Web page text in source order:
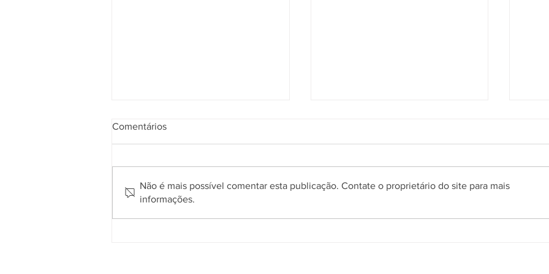
Gramadense vence o Gaúcho
Prefeitura de Gramado abre
Comentários
Não é mais possível comentar esta publicação. Contate o proprietário do site para mais
informações.